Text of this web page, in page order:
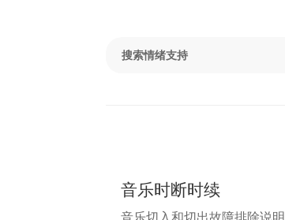
音乐时断时续
音乐切入和切出故障排除说明